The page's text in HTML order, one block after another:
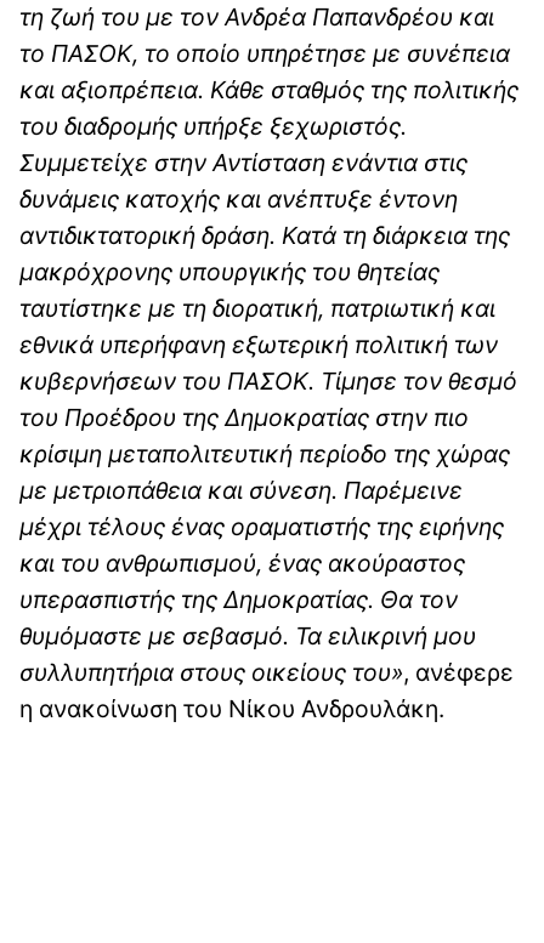
τη ζωή του με τον Ανδρέα Παπανδρέου και
το ΠΑΣΟΚ, το οποίο υπηρέτησε με συνέπεια
και αξιοπρέπεια. Κάθε σταθμός της πολιτικής
του διαδρομής υπήρξε ξεχωριστός.
Συμμετείχε στην Αντίσταση ενάντια στις
δυνάμεις κατοχής και ανέπτυξε έντονη
αντιδικτατορική δράση. Κατά τη διάρκεια της
μακρόχρονης υπουργικής του θητείας
ταυτίστηκε με τη διορατική, πατριωτική και
εθνικά υπερήφανη εξωτερική πολιτική των
κυβερνήσεων του ΠΑΣΟΚ. Τίμησε τον θεσμό
του Προέδρου της Δημοκρατίας στην πιο
κρίσιμη μεταπολιτευτική περίοδο της χώρας
με μετριοπάθεια και σύνεση. Παρέμεινε
μέχρι τέλους ένας οραματιστής της ειρήνης
και του ανθρωπισμού, ένας ακούραστος
υπερασπιστής της Δημοκρατίας. Θα τον
θυμόμαστε με σεβασμό. Τα ειλικρινή μου
συλλυπητήρια στους οικείους του», ανέφερε
η ανακοίνωση του Νίκου Ανδρουλάκη.